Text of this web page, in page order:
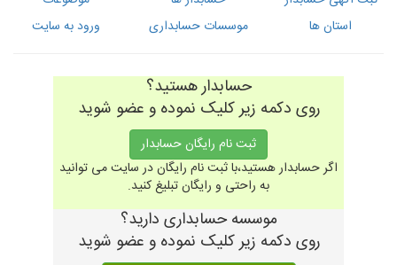
استان ها
موسسات حسابداری ورود به سایت
حسابدار هستید؟
روی دکمه زیر کلیک نموده و عضو شوید
ثبت نام رایگان حسابدار
اگر حسابدار هستید،با ثبت نام رایگان در سایت می توانید
به راحتی و رایگان تبلیغ کنید.
موسسه حسابداری دارید؟
روی دکمه زیر کلیک نموده و عضو شوید